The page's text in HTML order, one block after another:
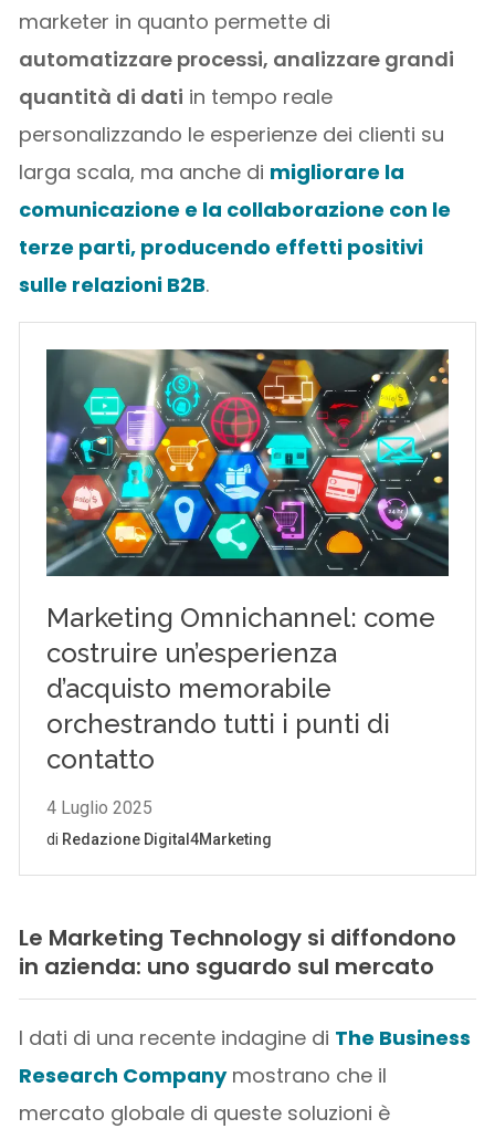
marketer in quanto permette di
automatizzare processi, analizzare grandi
quantità di dati in tempo reale
personalizzando le esperienze dei clienti su
larga scala, ma anche di migliorare la
comunicazione e la collaborazione con le
terze parti, producendo effetti positivi
sulle relazioni B2B.
Le Marketing Technology si diffondono
in azienda: uno sguardo sul mercato
I dati di una recente indagine di The Business
Research Companymostrano che il
mercato globale di queste soluzioni è